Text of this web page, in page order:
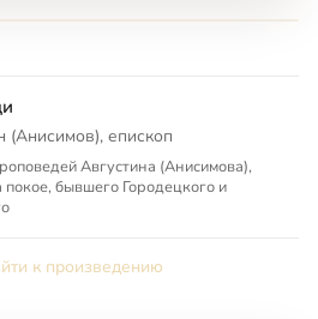
(Анисимов), епископ
Августина (Анисимова),
покое, бывшего Городецкого и
к произведению